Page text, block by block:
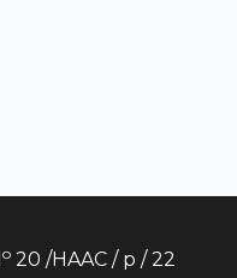
o20 /HAAC / p / 22